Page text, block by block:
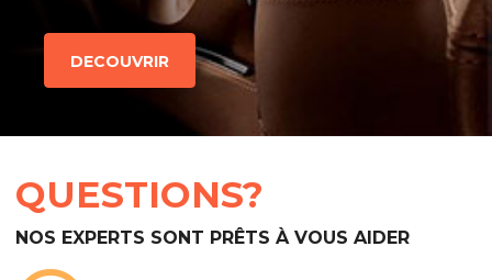
DECOUVRIR
QUESTIONS?
NOS EXPERTS SONT PRÊTS À VOUS AIDER